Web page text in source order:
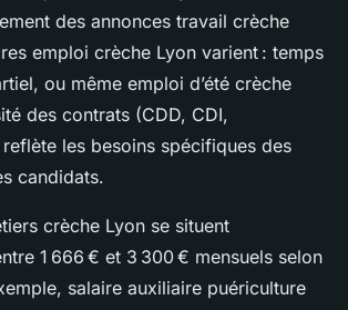
des annonces travail crèche
emploi crèche Lyon varient : temps
ou même emploi d’été crèche
des contrats (CDD, CDI,
les besoins spécifiques des
candidats.
crèche Lyon se situent
1 666 € et 3 300 € mensuels selon
salaire auxiliaire puériculture